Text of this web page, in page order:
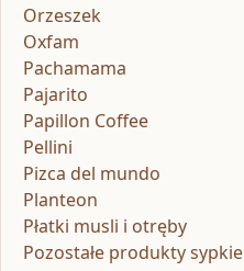
Orzeszek
Oxfam
Pachamama
Pajarito
Papillon Coffee
Pellini
Pizca del mundo
Planteon
Płatki musli i otręby
Pozostałe produkty sypkie